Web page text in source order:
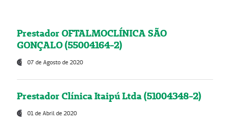
Prestador OFTALMOCLÍNICA SÃO
GONÇALO (55004164-2)
07 de Agosto de 2020
Prestador Clínica Itaipú Ltda (51004348-2)
01 de Abril de 2020